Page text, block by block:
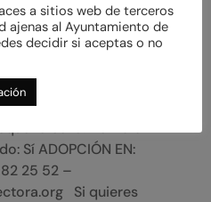
Carey Edad: 01/05/2026
Sí ADOPCIÓN EN:
82 25 52 –
Si quieres
a sitios web de terceros
ajenas al Ayuntamiento de
decidir si aceptas o no